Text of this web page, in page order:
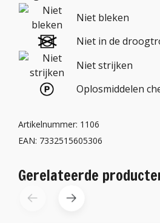
Niet bleken
Niet in de
Niet strijken
Oplosmiddelen
Artikelnummer: 1106
EAN: 7332515605306
Gerelateerde